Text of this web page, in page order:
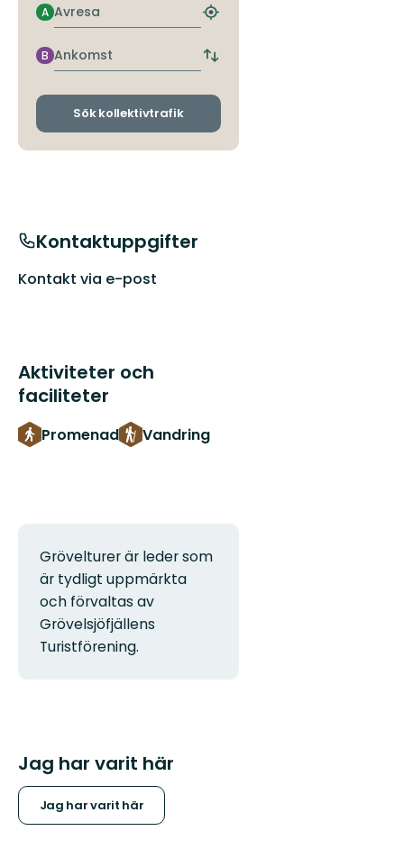
Avresa
A
Hitta
hållplats
Ankomst
B
Byt
och
Sök kollektivtrafik
Kontaktuppgifter
Kontakt via e-post
Aktiviteter och
faciliteter
Promenad Vandring
Grövelturer är leder som
är tydligt uppmärkta
och förvaltas av
Grövelsjöfjällens
Turistförening.
Jag har varit här
Jag har varit här